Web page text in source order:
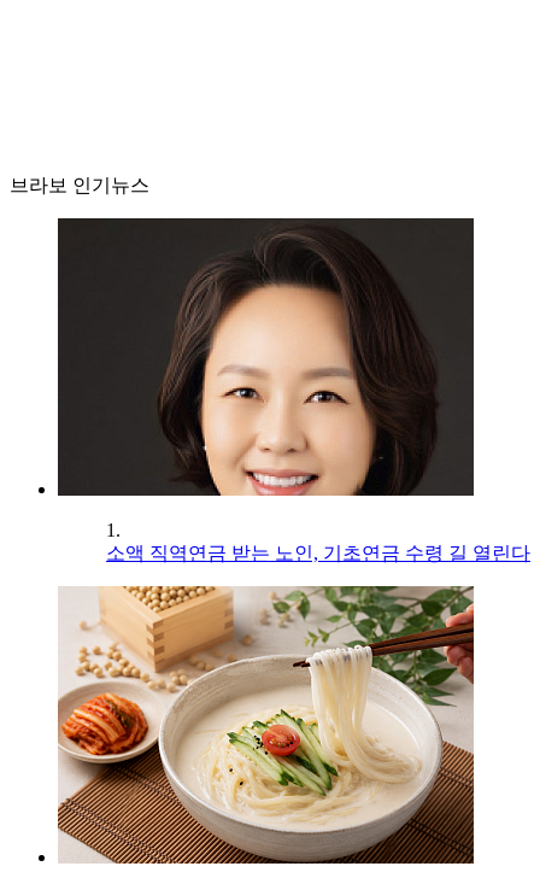
브라보 인기뉴스
1.
소액 직역연금 받는 노인, 기초연금 수령 길 열린다